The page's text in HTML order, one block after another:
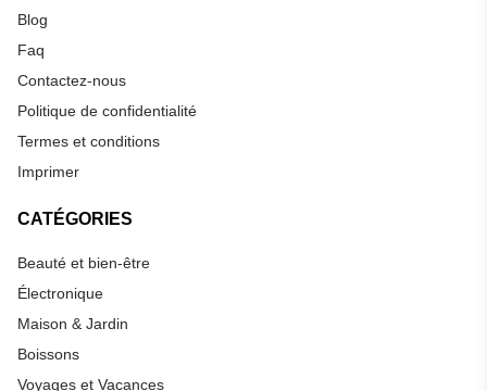
Blog
Faq
Contactez-nous
Politique de confidentialité
Termes et conditions
Imprimer
CATÉGORIES
Beauté et bien-être
Électronique
Maison & Jardin
Boissons
Voyages et Vacances